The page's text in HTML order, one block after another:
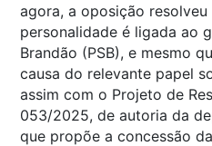
agora, a oposição
personalidade é ligada ao
Brandão (PSB), e mesmo
causa do relevante papel
assim com o Projeto de
053/2025, de autoria da
que propõe a concessão